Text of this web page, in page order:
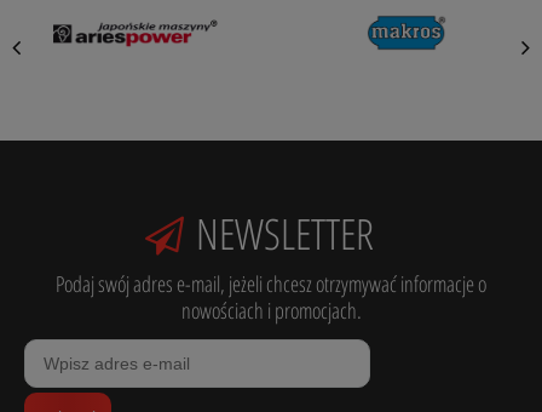
NEWSLETTER
Podaj swój adres e-mail, jeżeli chcesz otrzymywać informacje o
nowościach i promocjach.